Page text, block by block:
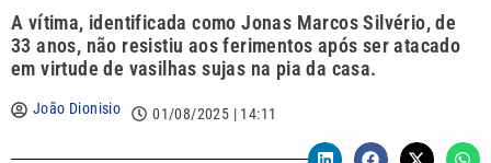
A vítima, identificada como Jonas Marcos Silvério, de
33 anos, não resistiu aos ferimentos após ser atacado
em virtude de vasilhas sujas na pia da casa.
João Dionisio 01/08/2025 | 14:11